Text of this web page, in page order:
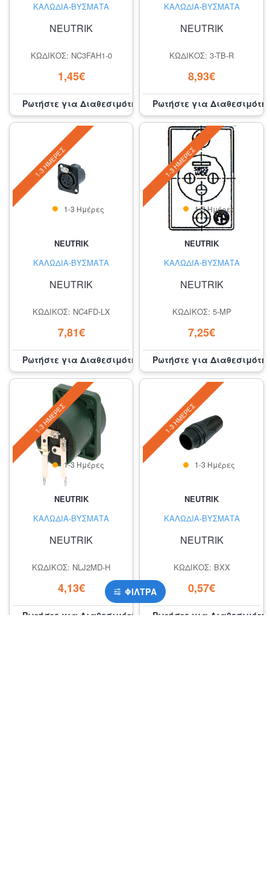
ΚΑΛΏΔΙΑ-ΒΎΣΜΑΤΑ
NEUTRIK
ΚΩΔΙΚΌΣ: NC3FAH1-0
1,45€
Ρωτήστε για Διαθεσιμότητα
ΚΑΛΏΔΙΑ-ΒΎΣΜΑΤΑ
NEUTRIK
ΚΩΔΙΚΌΣ: 3-TB-R
8,93€
Ρωτήστε για
1-3 ΗΜΈΡΕΣ
NEUTRIK
ΚΑΛΏΔΙΑ-ΒΎΣΜΑΤΑ
NEUTRIK
ΚΩΔΙΚΌΣ: NC4FD-LX
7,81€
1-3 Ημέρες
Ρωτήστε για Διαθεσιμότητα
1-3 ΗΜΈΡΕΣ
NEUTRIK
ΚΑΛΏΔΙΑ-ΒΎΣΜΑΤΑ
NEUTRIK
ΚΩΔΙΚΌΣ: 5-MP
7,25€
1-3 Ημέρες
Ρωτήστε για
1-3 ΗΜΈΡΕΣ
NEUTRIK
ΚΑΛΏΔΙΑ-ΒΎΣΜΑΤΑ
NEUTRIK
ΚΩΔΙΚΌΣ: NLJ2MD-H
4,13€
1-3 Ημέρες
Ρωτήστε για Διαθεσιμότητα
1-3 ΗΜΈΡΕΣ
NEUTRIK
ΚΑΛΏΔΙΑ-ΒΎΣΜΑΤΑ
NEUTRIK
ΚΩΔΙΚΌΣ: BXX
0,57€
1-3 Ημέρες
Ρωτήστε για
ΦΊΛΤΡΑ